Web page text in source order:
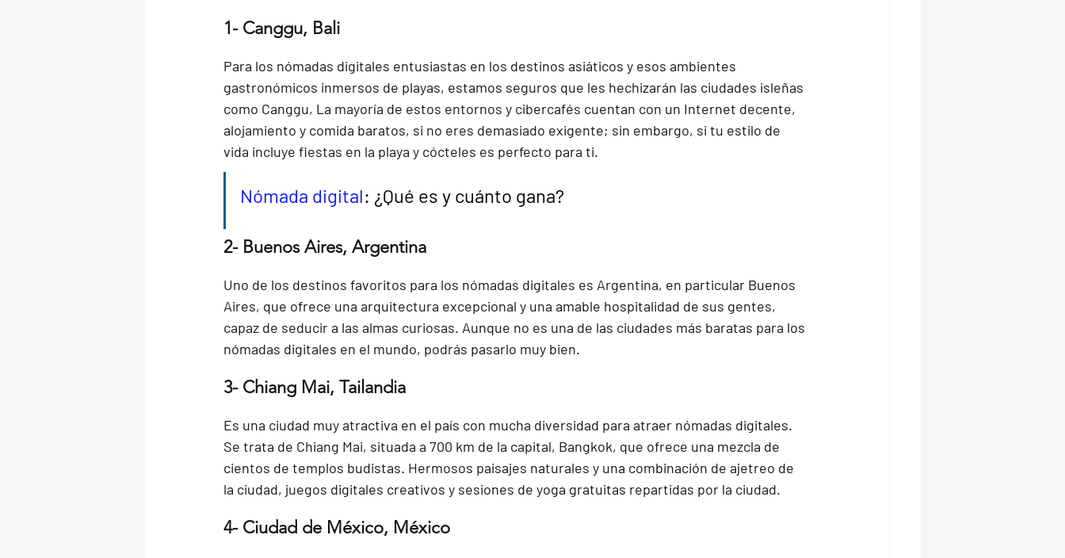
1- Canggu, Bali
Para los nómadas digitales entusiastas en los destinos asiáticos y esos ambientes
gastronómicos inmersos de playas, estamos seguros que les hechizarán las ciudades isleñas
como Canggu, La mayoría de estos entornos y cibercafés cuentan con un Internet decente,
alojamiento y comida baratos, si no eres demasiado exigente; sin embargo, si tu estilo de
vida incluye fiestas en la playa y cócteles es perfecto para ti.
Nómada digital: ¿Qué es y cuánto gana?
2- Buenos Aires, Argentina
Uno de los destinos favoritos para los nómadas digitales es Argentina, en particular Buenos
Aires, que ofrece una arquitectura excepcional y una amable hospitalidad de sus gentes,
capaz de seducir a las almas curiosas. Aunque no es una de las ciudades más baratas para los
nómadas digitales en el mundo, podrás pasarlo muy bien.
3- Chiang Mai, Tailandia
Es una ciudad muy atractiva en el país con mucha diversidad para atraer nómadas digitales.
Se trata de Chiang Mai, situada a 700 km de la capital, Bangkok, que ofrece una mezcla de
cientos de templos budistas. Hermosos paisajes naturales y una combinación de ajetreo de
la ciudad, juegos digitales creativos y sesiones de yoga gratuitas repartidas por la ciudad.
4- Ciudad de México, México